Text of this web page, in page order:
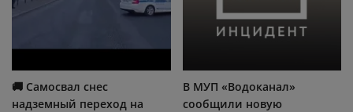
🚚 Самосвал снес
надземный переход на
В МУП «Водоканал»
сообщили новую